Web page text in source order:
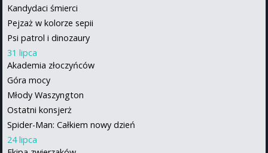
Kandydaci śmierci
Pejzaż w kolorze sepii
Psi patrol i dinozaury
31 lipca
Akademia złoczyńców
Góra mocy
Młody Waszyngton
Ostatni konsjerż
Spider-Man: Całkiem nowy dzień
24 lipca